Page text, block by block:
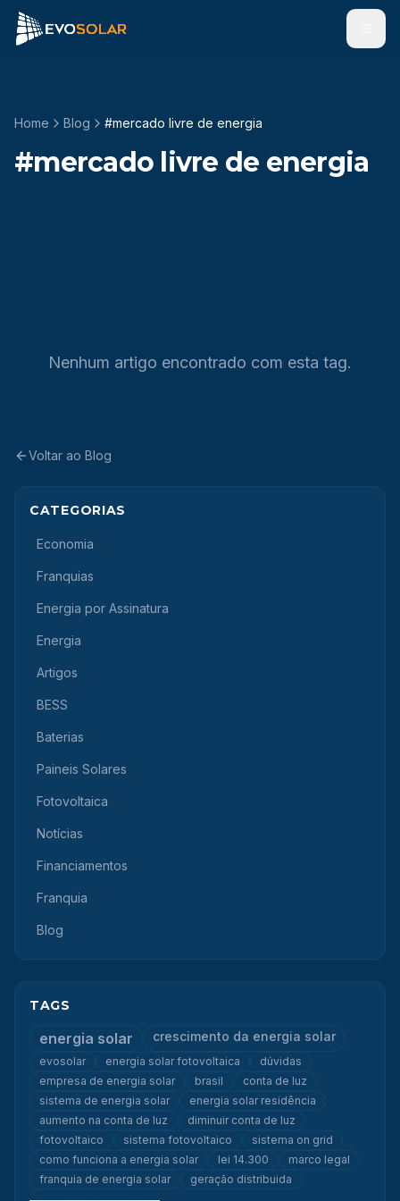
Home Blog #mercado livre de energia
#mercado livre de energia
Nenhum artigo encontrado com esta tag.
Voltar ao Blog
CATEGORIAS
Economia
Franquias
Energia por Assinatura
Energia
Artigos
BESS
Baterias
Paineis Solares
Fotovoltaica
Notícias
Financiamentos
Franquia
Blog
TAGS
energia solar crescimento da energia solar
evosolar energia solar fotovoltaica
dúvidas
empresa de energia solar
brasil
conta de luz
sistema de energia solar
energia solar residência
aumento na conta de luz
diminuir conta de luz
fotovoltaico
sistema fotovoltaico
sistema on grid
como funciona a energia solar
lei 14.300
marco legal
franquia de energia solar
geração distribuida